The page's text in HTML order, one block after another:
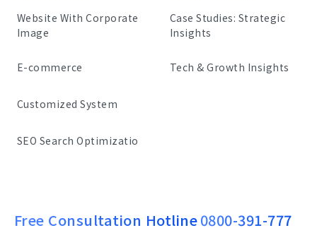
Website With Corporate
Image
E-commerce
Customized System
SEO Search Optimizatio
Case Studies: Strategic
Insights
Tech & Growth Insights
Free Consultation Hotline0800-391-777